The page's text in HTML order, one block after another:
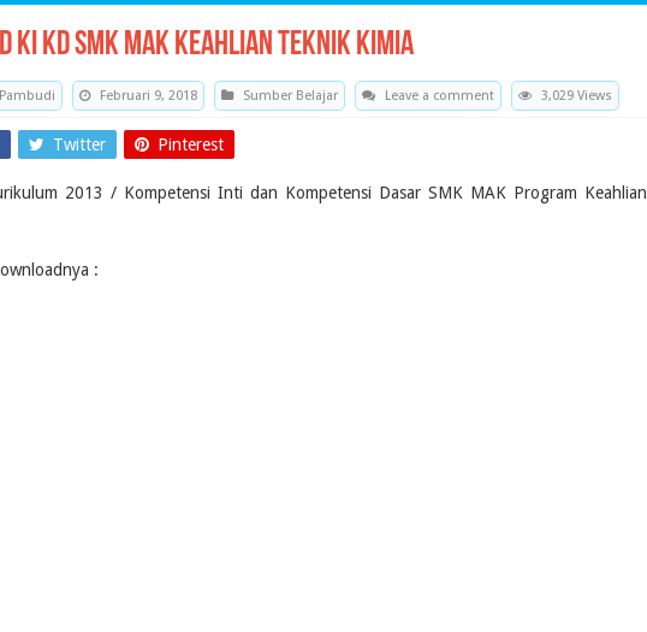
KI KD SMK MAK Keahlian Teknik Kimia
Februari 9, 2018 Sumber Belajar Leave a comment 3,029 Views
Twitter Pinterest
2013 / Kompetensi Inti dan Kompetensi Dasar SMK MAK Program Keahlian
: